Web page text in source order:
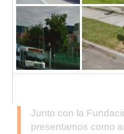
Junto con la
presentamos como